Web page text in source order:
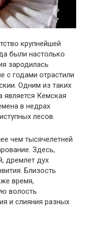
крупнейшей
были настолько
зародилась
с годами отрастили
Одним из таких
является Кемская
в недрах
лесов.
чем тысячелетней
Здесь,
дремлет дух
Близость
время,
волость
и слияния разных